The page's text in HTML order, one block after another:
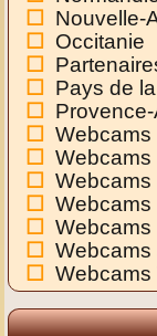
Nouvelle-
Occitanie
Pays de
Webcams
Webcams
Webcams
Webcams
Webcams
Webcams
Webcams